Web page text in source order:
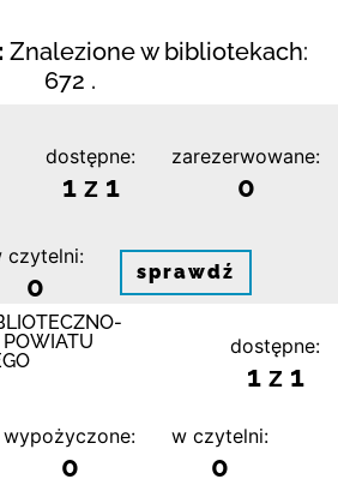
Znalezione w bibliotekach:
672 .
dostępne:
1 z 1
zarezerwowane:
0
czytelni:
0 sprawdź
dostępne:
1 z 1
wypożyczone:
0
w czytelni:
0